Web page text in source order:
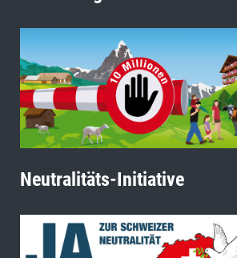
Neutralitäts-Initiative